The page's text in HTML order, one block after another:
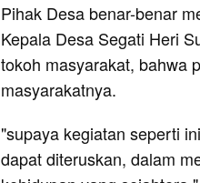
Pihak Desa benar-benar
Kepala Desa Segati Heri
tokoh masyarakat, bahwa
masyarakatnya.
"supaya kegiatan seperti
dapat diteruskan, dalam